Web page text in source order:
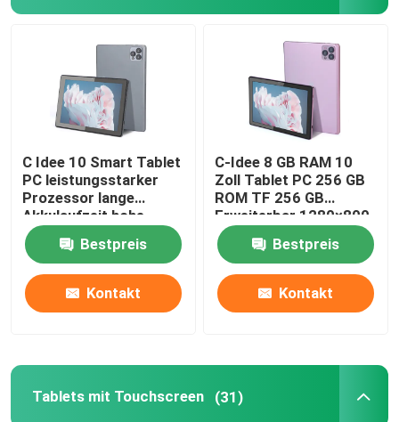
11 Zoll Tablet PC
14 Zoll Tablet PC
Universal-Tablettenhülle
C Idee 10 Smart Tablet
PC leistungsstarker
Prozessor lange
Akkulaufzeit hohe
Qualität Visuals
CM8000plusBestpreis
Kontakt
C-Idee 8 GB RAM 10
Zoll Tablet PC 256 GB
ROM TF 256 GB
Erweiterbar 1280×800
IPS Bildschirm
10000mAh Batterie CM
8000plus
Bestpreis
Kontakt
Tablets mit Touchscreen (31)